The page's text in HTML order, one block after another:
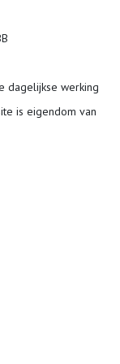
dagelijkse werking
is eigendom van